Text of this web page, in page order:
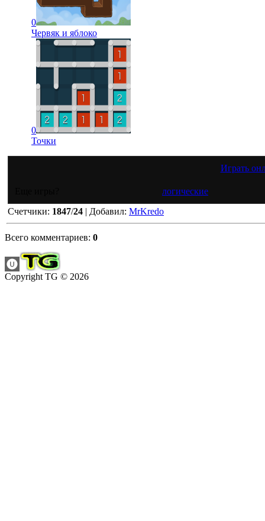
0
Червяк и яблоко
0
Точки
Играть
логические
Счетчики: 1847/24 | Добавил: MrKredo
Всего комментариев: 0
Copyright TG © 2026